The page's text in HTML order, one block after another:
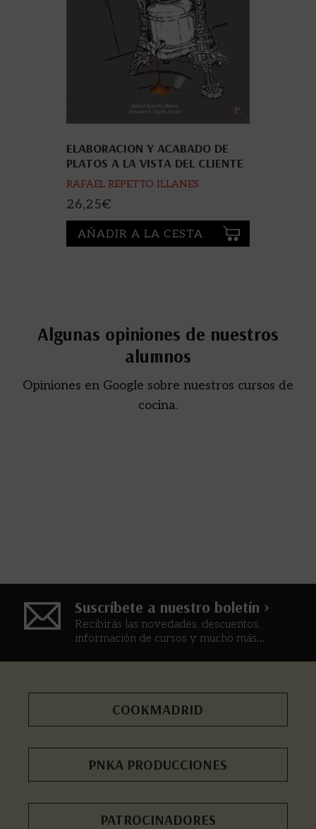
ELABORACION Y ACABADO DE
PLATOS A LA VISTA DEL CLIENTE
RAFAEL REPETTO ILLANES
26,25€
AÑADIR A LA CESTA
Algunas opiniones de nuestros
alumnos
Opiniones en Google sobre nuestros cursos de
cocina.
Suscríbete a nuestro boletín >
Recibirás las novedades, descuentos,
información de cursos y mucho más...
COOKMADRID
PNKA PRODUCCIONES
PATROCINADORES